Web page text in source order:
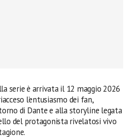
serie è arrivata il 12 maggio 2026
l’entusiasmo dei fan,
di Dante e alla storyline legata
del protagonista rivelatosi vivo